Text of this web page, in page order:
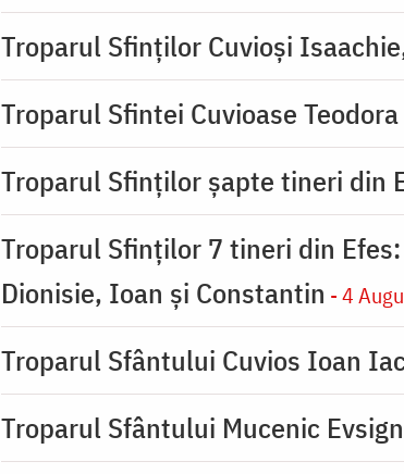
Troparul Sfinţilor Cuvioşi
Troparul Sfintei Cuvioase
Troparul Sfinţilor şapte tineri din
Troparul Sfinţilor 7 tineri din
Dionisie, Ioan şi Constantin - 4
Troparul Sfântului Cuvios Ioan
Troparul Sfântului Mucenic